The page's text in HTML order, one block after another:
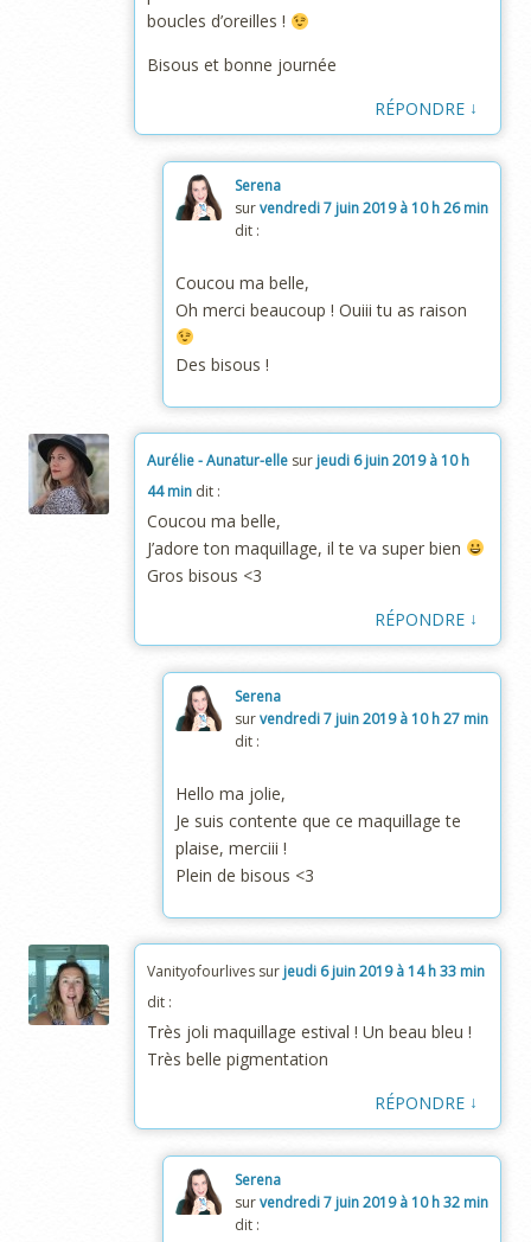
boucles d’oreilles !
Bisous et bonne journée
RÉPONDRE ↓
Serena
survendredi 7 juin 2019 à 10 h 26 min
dit :
Coucou ma belle,
Oh merci beaucoup ! Ouiii tu as raison
Des bisous !
Aurélie - Aunatur-elle sur jeudi 6 juin 2019 à 10 h
44 min dit :
Coucou ma belle,
J’adore ton maquillage, il te va super bien
Gros bisous <3
RÉPONDRE ↓
Serena
survendredi 7 juin 2019 à 10 h 27 min
dit :
Hello ma jolie,
Je suis contente que ce maquillage te
plaise, merciii !
Plein de bisous <3
Vanityofourlives sur jeudi 6 juin 2019 à 14 h 33 min
dit :
Très joli maquillage estival ! Un beau bleu !
Très belle pigmentation
RÉPONDRE ↓
Serena
survendredi 7 juin 2019 à 10 h 32 min
dit :